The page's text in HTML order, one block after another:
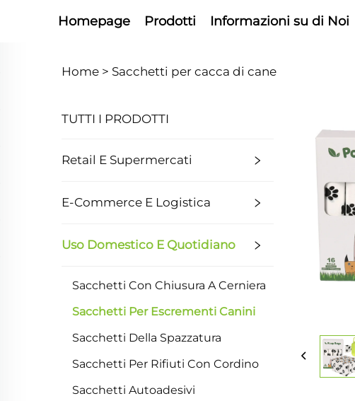
Homepage Prodotti Informazioni su di Noi
Home > Sacchetti per cacca di cane
TUTTI I PRODOTTI
Retail E Supermercati
E-Commerce E Logistica
Uso Domestico E Quotidiano
Sacchetti Con Chiusura A Cerniera
Sacchetti Per Escrementi Canini
Sacchetti Della Spazzatura
Sacchetti Per Rifiuti Con Cordino
Sacchetti Autoadesivi